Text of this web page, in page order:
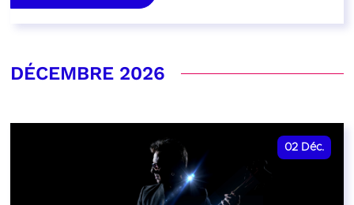
DÉCEMBRE 2026
02 Déc.